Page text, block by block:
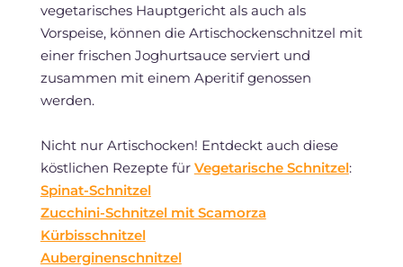
vegetarisches Hauptgericht als auch als
Vorspeise, können die Artischockenschnitzel mit
einer frischen Joghurtsauce serviert und
zusammen mit einem Aperitif genossen
werden.
Nicht nur Artischocken! Entdeckt auch diese
köstlichen Rezepte für Vegetarische Schnitzel:
Spinat-Schnitzel
Zucchini-Schnitzel mit Scamorza
Kürbisschnitzel
Auberginenschnitzel